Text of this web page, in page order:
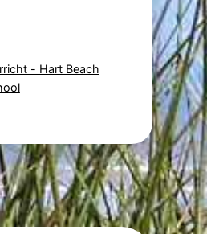
- Hart Beach